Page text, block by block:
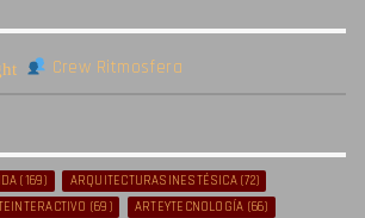
Crew Ritmosfera
(169) ARQUITECTURASINESTÉSICA(72)
(69) ARTEYTECNOLOGÍA (66)